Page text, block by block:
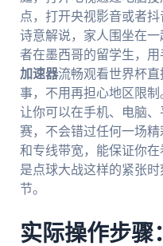
点，打开央视影音或者
诗意解说，家人围坐在
者在墨西哥的留学生，
加速器流畅观看世界杯
事，不用再担心地区限制
让你可以在手机、电脑
赛，不会错过任何一场
和专线带宽，能保证你
是点球大战这样的紧张
节。
实际操作步骤